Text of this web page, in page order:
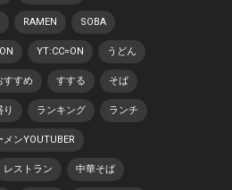
RAMEN SOBA
YT:CC=ON うどん
すすめ すする そば
り ランキング ランチ
メンYOUTUBER
レストラン 中華そば